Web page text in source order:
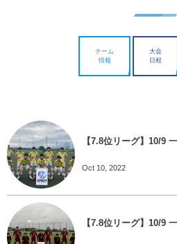
チーム
情報
大会
日程
【7.8位リーグ】10/9
Oct 10, 2022
【7.8位リーグ】10/9